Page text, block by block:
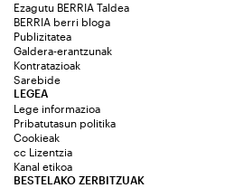
Ezagutu BERRIA Taldea
BERRIA berri bloga
Publizitatea
Galdera-erantzunak
Kontratazioak
Sarebide
LEGEA
Lege informazioa
Pribatutasun politika
Cookieak
cc Lizentzia
Kanal etikoa
BESTELAKO ZERBITZUAK